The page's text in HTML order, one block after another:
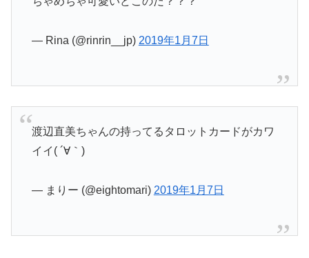
— Rina (@rinrin__jp) 2019年1月7日
渡辺直美ちゃんの持ってるタロットカードがカワ
イイ( ´∀｀)
— まりー (@eightomari) 2019年1月7日